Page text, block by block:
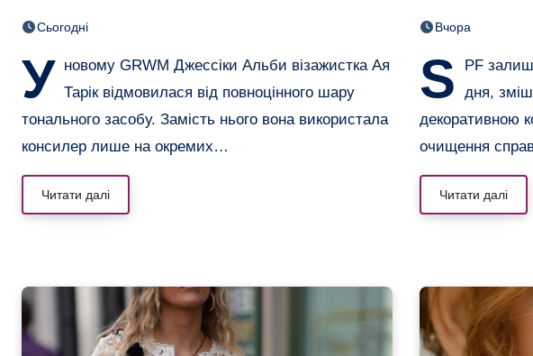
вирівняли лише консилером
Сьогодні
У новому GRWM Джессіки Альби візажистка Ая
Тарік відмовилася від повноцінного шару
тонального засобу. Замість нього вона використала
консилер лише на окремих…
Читати далі
одного
Вчора
S
PF
дня,
декоративною
очищення
Читати далі